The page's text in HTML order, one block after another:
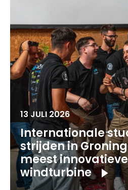
13 JULI 2026
Internationale
strijden in
meest
windturbine